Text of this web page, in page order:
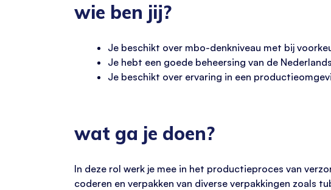
wie ben jij?
Je beschikt over mbo-denkniveau met bij
Je hebt een goede beheersing van de
Je beschikt over ervaring in een
wat ga je doen?
In deze rol werk je mee in het productieproces van
coderen en verpakken van diverse verpakkingen zoals